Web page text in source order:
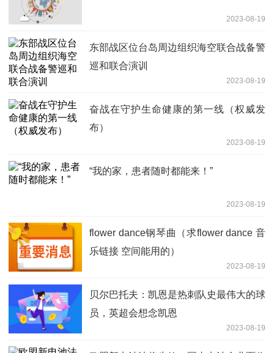
2023-08-19
东部战区位台岛周边组织海空联合战备警
巡和联合演训
2023-08-19
奋战在守护生命健康的第一线（权威发
布）
2023-08-19
“我的家，患者随时都能来！”
2023-08-19
flower dance钢琴曲（求flower dance 音
乐链接 空间能用的）
2023-08-19
贝尔巴托夫：凯恩是热刺队史最伟大的球
员，英超会想念凯恩
2023-08-19